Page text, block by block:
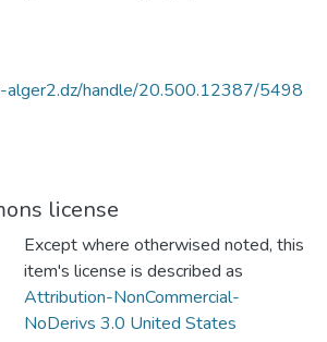
alger2.dz/handle/20.500.12387/5498
license
Except where otherwised noted, this
item's license is described as
Attribution-NonCommercial-
NoDerivs 3.0 United States